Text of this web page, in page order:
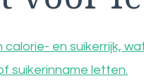
calorie- en suikerrijk,
suikerinname letten.